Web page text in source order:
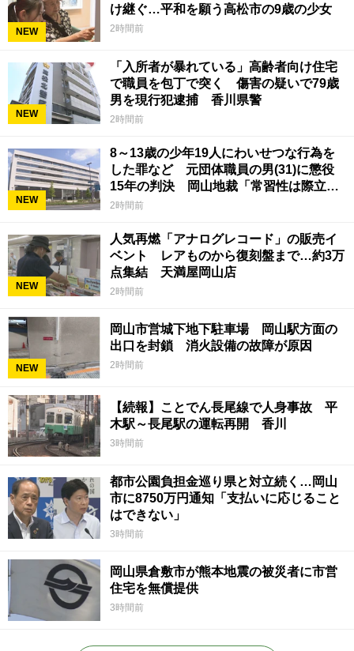
NEW
け継ぐ…平和を願う高松市の9歳の少女
2時間前
NEW
「入所者が暴れている」高齢者向け住宅
で職員を包丁で突く 傷害の疑いで79歳
男を現行犯逮捕 香川県警
2時間前
NEW
8～13歳の少年19人にわいせつな行為を
した罪など 元団体職員の男(31)に懲役
15年の判決 岡山地裁「常習性は際立っ
ていて被害結果も非常に重い」
2時間前
NEW
人気再燃「アナログレコード」の販売イ
ベント レアものから復刻盤まで…約3万
点集結 天満屋岡山店
2時間前
NEW
岡山市営城下地下駐車場 岡山駅方面の
出口を封鎖 消火設備の故障が原因
2時間前
【続報】ことでん長尾線で人身事故 平
木駅～長尾駅の運転再開 香川
3時間前
都市公園負担金巡り県と対立続く…岡山
市に8750万円通知「支払いに応じること
はできない」
3時間前
岡山県倉敷市が熊本地震の被災者に市営
住宅を無償提供
3時間前